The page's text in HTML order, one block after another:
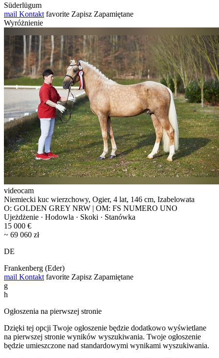
Süderlügum
mail Kontakt favorite Zapisz Zapamiętane
Wyróżnienie
videocam
Niemiecki kuc wierzchowy, Ogier, 4 lat, 146 cm, Izabelowata
O: GOLDEN GREY NRW | OM: FS NUMERO UNO
Ujeżdżenie · Hodowla · Skoki · Stanówka
15 000 €
~ 69 060 zł
DE
Frankenberg (Eder)
mail Kontakt favorite Zapisz Zapamiętane
g
h
Ogłoszenia na pierwszej stronie
Dzięki tej opcji Twoje ogłoszenie będzie dodatkowo wyświetlane
na pierwszej stronie wyników wyszukiwania. Twoje ogłoszenie
będzie umieszczone nad standardowymi wynikami wyszukiwania.